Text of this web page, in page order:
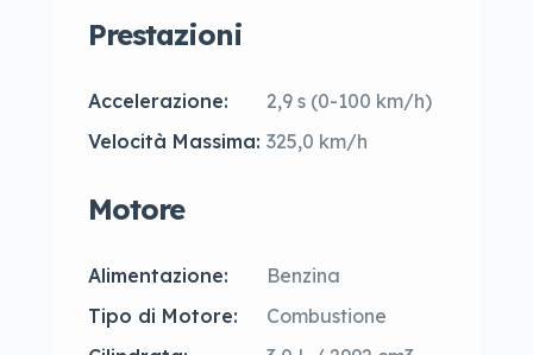
Prestazioni
Accelerazione:
2,9 s (0-100 km/h)
Velocità Massima: 325,0 km/h
Motore
Alimentazione:
Benzina
Tipo di Motore:
Combustione